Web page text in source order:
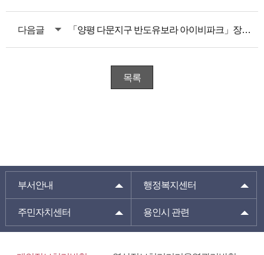
다음글 「양평 다문지구 반도유보라 아이비파크」장애인 특별공급 안내
목록
부서안내 행정복지센터
주민자치센터 용인시 관련